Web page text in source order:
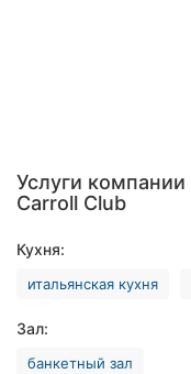
Ровно
Кропивницкий
Киев
Услуги компании
Carroll Club
Кухня:
итальянская кухня
Зал:
банкетный зал